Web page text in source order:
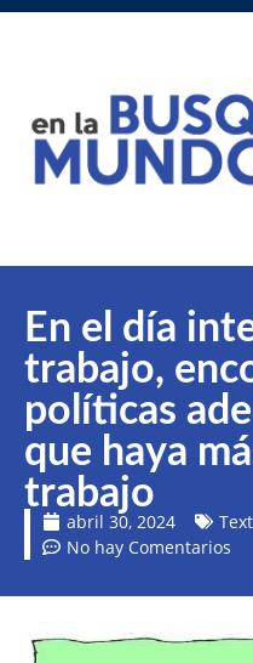
En el día
trabajo,
políticas
que haya
trabajo
abril 30, 2024
No hay Comentarios